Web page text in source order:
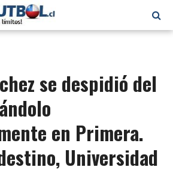
se despidió del
en Primera.
Universidad